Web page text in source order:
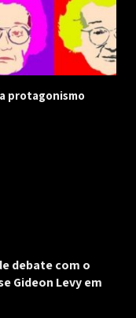
protagonismo
debate com o
Gideon Levy em